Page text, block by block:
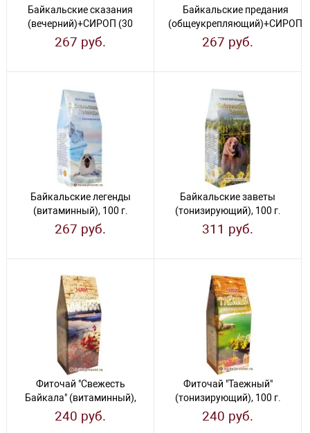
Байкальские сказания
(вечерний)+СИРОП (30
мл), 100 г.
267 руб.
Байкальские предания
(общеукрепляющий)+СИРОП
(30 мл), 100 г.
267 руб.
Байкальские легенды
(витаминный), 100 г.
267 руб.
Байкальские заветы
(тонизирующий), 100 г.
311 руб.
Фиточай "Свежесть
Байкала" (витаминный),
100 г.
240 руб.
Фиточай "Таежный"
(тонизирующий), 100 г.
240 руб.